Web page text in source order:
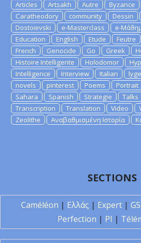
Articles Artsakh Autre Byzance
Caratheodory
community Dessin
Dostoievski
e-Masterclass e-
Education
English Etude Feutre
French
Genocide Go Greek
Histoire Intelligente
Holodomor
Intelligence
Interview Italian
novels
pinterest Poems Portrait
Sahara
Spanish Strategie Talks
Transcription
Translation Video
Zeolithe
Αναβαθμισμένη Ιστορία
SECTIONS
Caméléon | Ελλάς | Expert|
Perfection | PI |